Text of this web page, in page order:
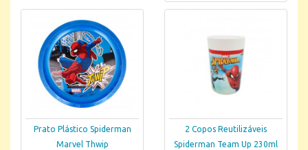
Prato Plástico Spiderman
Marvel Thwip
2 Copos Reutilizáveis
Spiderman Team Up 230ml